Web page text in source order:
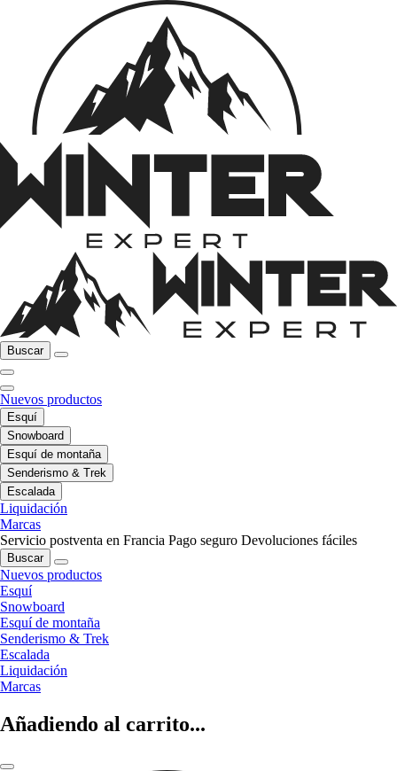
Buscar
Nuevos productos
Esquí
Snowboard
Esquí de montaña
Senderismo & Trek
Escalada
Liquidación
Marcas
Servicio postventa en Francia Pago seguro Devoluciones fáciles
Buscar
Nuevos productos
Esquí
Snowboard
Esquí de montaña
Senderismo & Trek
Escalada
Liquidación
Marcas
Añadiendo al carrito...